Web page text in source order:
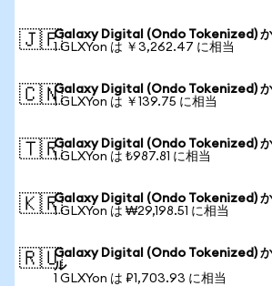
🇯🇵Galaxy Digital (Ondo Tokenized) か
1 GLXYon は ￥3,262.47 に相当
🇨🇳Galaxy Digital (Ondo Tokenized) か
1 GLXYon は ￥139.75 に相当
🇹🇷Galaxy Digital (Ondo Tokenized) か
1 GLXYon は ₺987.81 に相当
🇰🇷Galaxy Digital (Ondo Tokenized) か
1 GLXYon は ₩29,198.51 に相当
🇷🇺Galaxy Digital (Ondo Tokenized) か
ル
1 GLXYon は ₽1,703.93 に相当